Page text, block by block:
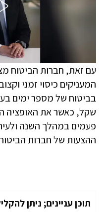
עם זאת, חברות הביטוח
המעניקים כיסוי זמני
שקל, כאשר את האופציה
פעמים במהלך השנה
ההצעות של חברות
תוכן עניינים; ניתן